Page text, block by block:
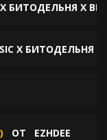
X БИТОДЕЛЬНЯ X
X БИТОДЕЛЬНЯ X
ОТ EZHDEE